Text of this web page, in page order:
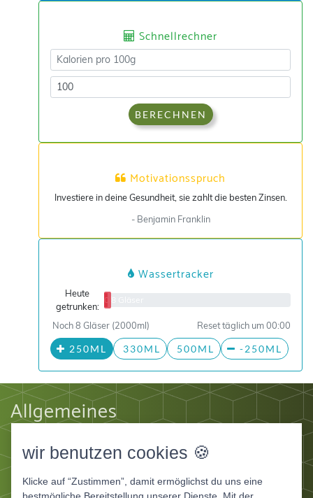
Schnellrechner
BERECHNEN
Motivationsspruch
Investiere in deine Gesundheit, sie zahlt die besten Zinsen.
- Benjamin Franklin
Wassertracker
Heute
getrunken:
0/8 Gläser
Noch 8 Gläser (2000ml) Reset täglich um 00:00
250ML 330ML 500ML -250ML
Allgemeines
Datenschutz
wir benutzen cookies 🍪
Klicke auf “Zustimmen”, damit ermöglichst du uns eine